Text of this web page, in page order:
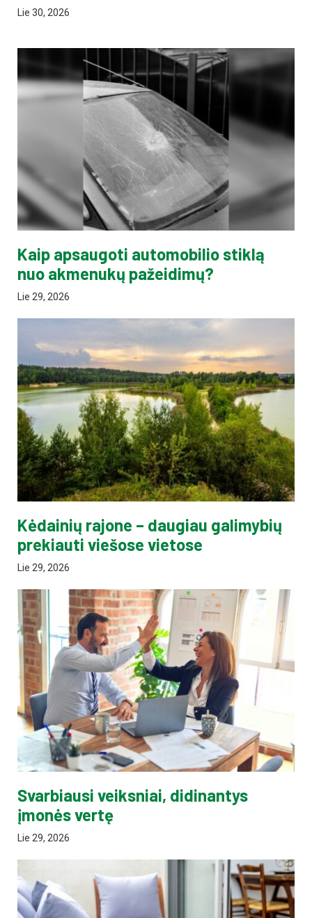
Lie 30, 2026
Kaip apsaugoti automobilio stiklą
nuo akmenukų pažeidimų?
Lie 29, 2026
Kėdainių rajone – daugiau galimybių
prekiauti viešose vietose
Lie 29, 2026
Svarbiausi veiksniai, didinantys
įmonės vertę
Lie 29, 2026